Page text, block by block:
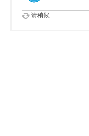
请稍候...